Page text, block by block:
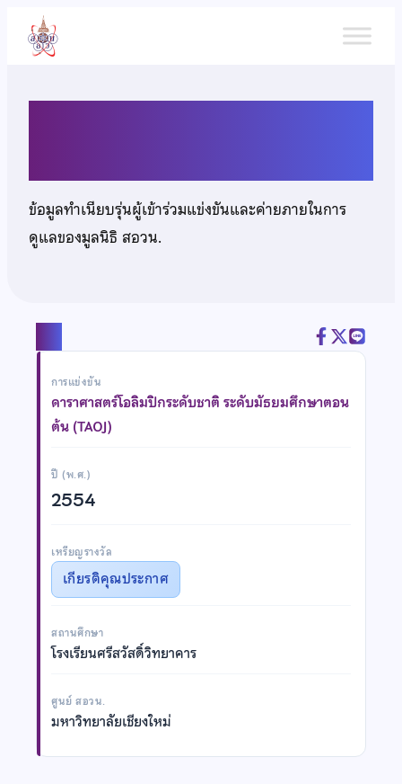
เนื้อหา
ข้อมูลทำเนียบรุ่นผู้เข้าร่วมแข่งขันและค่ายภายในการ
ดูแลของมูลนิธิ สอวน.
การแข่งขัน
ดาราศาสตร์โอลิมปิกระดับชาติ ระดับมัธยมศึกษาตอน
ต้น (TAOJ)
ปี (พ.ศ.)
2554
เหรียญรางวัล
เกียรติคุณประกาศ
สถานศึกษา
โรงเรียนศรีสวัสดิ์วิทยาคาร
ศูนย์ สอวน.
มหาวิทยาลัยเชียงใหม่